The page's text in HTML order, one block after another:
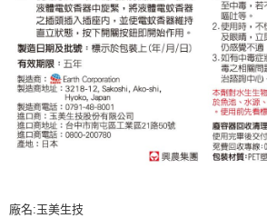
廠名:玉美生技